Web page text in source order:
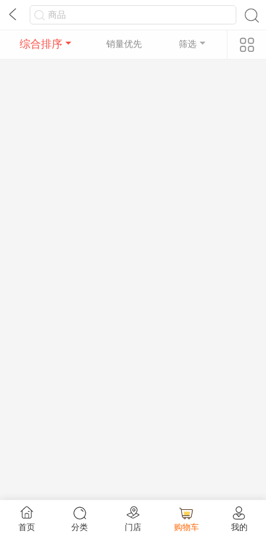
综合排序 销量优先 筛选
首页 分类 门店 购物车 我的